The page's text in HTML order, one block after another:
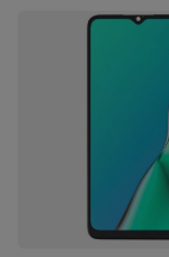
⚙️
Marka:
Model: